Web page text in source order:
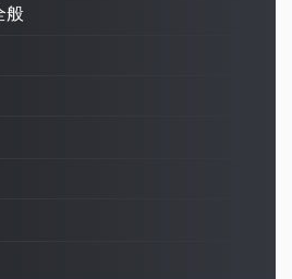
般